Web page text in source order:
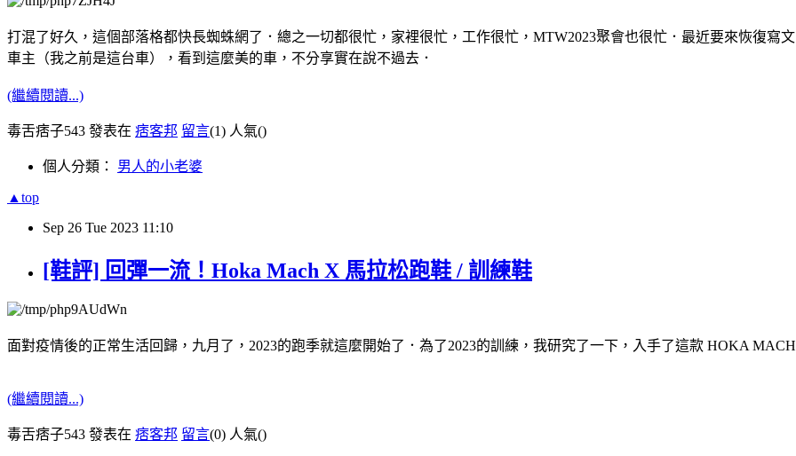
打混了好久，這個部落格都快長蜘蛛網了．總之一切都很忙，家裡很忙，工作很忙，MTW2023聚會也很忙．最近要來恢復寫
車主（我之前是這台車），看到這麼美的車，不分享實在說不過去．
(繼續閱讀...)
毒舌痞子543 發表在 痞客邦 留言(1) 人氣()
個人分類： 男人的小老婆
▲top
Sep 26 Tue 2023 11:10
[鞋評] 回彈一流！Hoka Mach X 馬拉松跑鞋 / 訓練鞋
面對疫情後的正常生活回歸，九月了，2023的跑季就這麼開始了．為了2023的訓練，我研究了一下，入手了這款 HOKA
(繼續閱讀...)
毒舌痞子543 發表在 痞客邦 留言(0) 人氣()